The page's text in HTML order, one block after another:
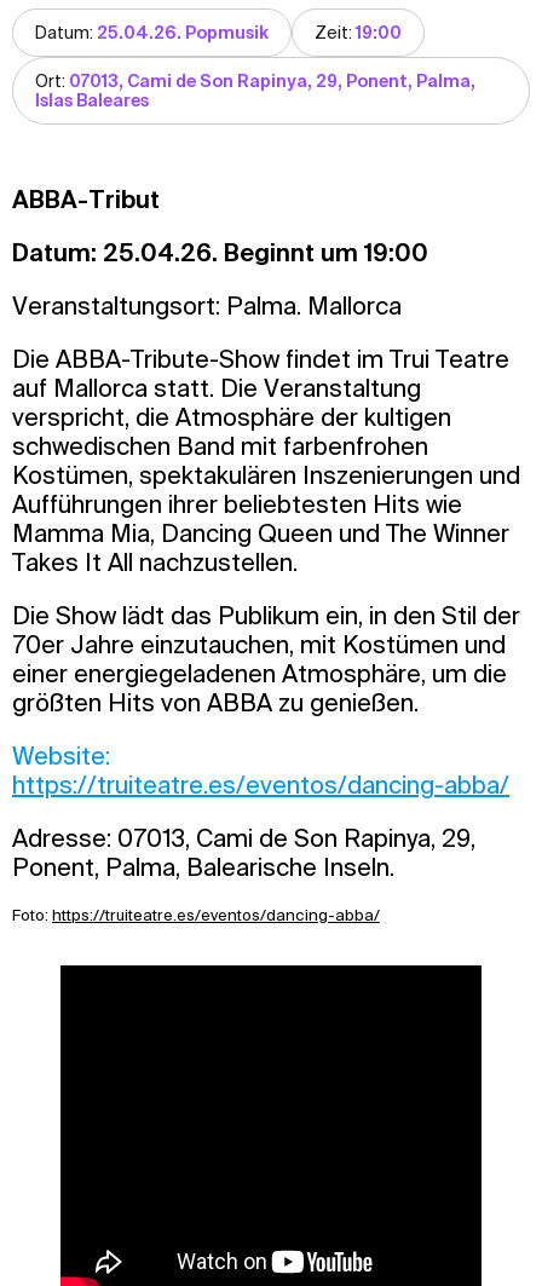
Datum: 25.04.26. Popmusik Zeit:19:00
Ort: 07013, Cami de Son Rapinya, 29, Ponent, Palma,
Islas Baleares
ABBA-Tribut
Datum: 25.04.26. Beginnt um 19:00
Veranstaltungsort: Palma. Mallorca
Die ABBA-Tribute-Show findet im Trui Teatre
auf Mallorca statt. Die Veranstaltung
verspricht, die Atmosphäre der kultigen
schwedischen Band mit farbenfrohen
Kostümen, spektakulären Inszenierungen und
Aufführungen ihrer beliebtesten Hits wie
Mamma Mia, Dancing Queen und The Winner
Takes It All nachzustellen.
Die Show lädt das Publikum ein, in den Stil der
70er Jahre einzutauchen, mit Kostümen und
einer energiegeladenen Atmosphäre, um die
größten Hits von ABBA zu genießen.
Website:
https://truiteatre.es/eventos/dancing-abba/
Adresse: 07013, Cami de Son Rapinya, 29,
Ponent, Palma, Balearische Inseln.
Foto: https://truiteatre.es/eventos/dancing-abba/